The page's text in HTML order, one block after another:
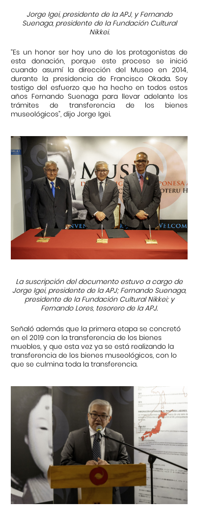
Jorge Igei, presidente de la APJ, y Fernando
Suenaga, presidente de la Fundación Cultural
Nikkei.
“Es un honor ser hoy uno de los protagonistas de
esta donación, porque este proceso se inició
cuando asumí la dirección del Museo en 2014,
durante la presidencia de Francisco Okada. Soy
testigo del esfuerzo que ha hecho en todos estos
años Fernando Suenaga para llevar adelante los
trámites de transferencia de los bienes
museológicos”, dijo Jorge Igei.
La suscripción del documento estuvo a cargo de
Jorge Igei, presidente de la APJ; Fernando Suenaga,
presidente de la Fundación Cultural Nikkei; y
Fernando Lores, tesorero de la APJ.
Señaló además que la primera etapa se concretó
en el 2019 con la transferencia de los bienes
muebles, y que esta vez ya se está realizando la
transferencia de los bienes museológicos, con lo
que se culmina toda la transferencia.